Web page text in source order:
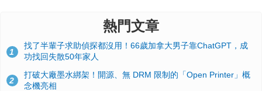
熱門文章
1
找了半輩子求助偵探都沒用！66歲加拿大男子靠ChatGPT，成
功找回失散50年家人
2
打破大廠墨水綁架！開源、無 DRM 限制的「Open Printer」概
念機亮相